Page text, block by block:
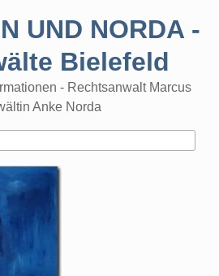
UND NORDA -
Bielefeld
- Rechtsanwalt Marcus
Anke Norda